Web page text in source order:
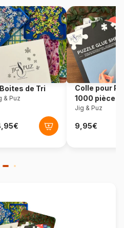
Schmidt-Spiele-56560
4001504565602
200 pièces
43 x 29 cm
de Tri
& Puz
Colle pour
1000 pièces
Jig & Puz